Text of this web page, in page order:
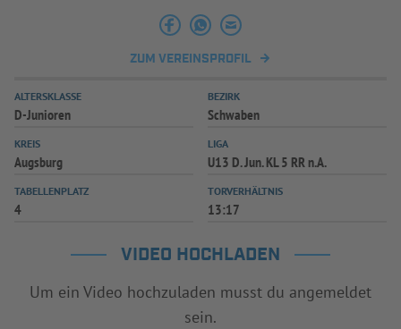
ZUM VEREINSPROFIL
ALTERSKLASSE
D-Junioren
BEZIRK
Schwaben
KREIS
Augsburg
LIGA
U13 D. Jun. KL 5 RR n.A.
TABELLENPLATZ
4
TORVERHÄLTNIS
13:17
VIDEO HOCHLADEN
Um ein Video hochzuladen musst du angemeldet
sein.